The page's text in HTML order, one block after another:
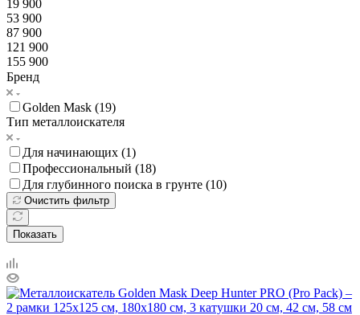
19 900
53 900
87 900
121 900
155 900
Бренд
Golden Mask (19)
Тип металлоискателя
Для начинающих (1)
Профессиональный (18)
Для глубинного поиска в грунте (10)
Очистить фильтр
Показать